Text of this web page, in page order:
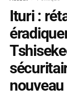
Ituri :